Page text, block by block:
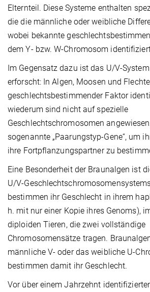
Elternteil. Diese Systeme enthalten
die die männliche oder weibliche
wobei bekannte
dem Y- bzw. W-Chromosom
Im Gegensatz dazu ist das U/V-
erforscht: In Algen, Moosen und
geschlechtsbestimmender Faktor
wiederum sind nicht auf spezielle
Geschlechtschromosomen
sogenannte „Paarungstyp-Gene“, um
ihre Fortpflanzungspartner zu
Eine Besonderheit der Braunalgen ist
U/V-
bestimmen ihr Geschlecht in ihrem
h. mit nur einer Kopie ihres Genoms),
diploiden Tieren, die zwei vollständige
Chromosomensätze tragen.
männliche V- oder das weibliche U-
bestimmen damit ihr Geschlecht.
Vor über einem Jahrzehnt